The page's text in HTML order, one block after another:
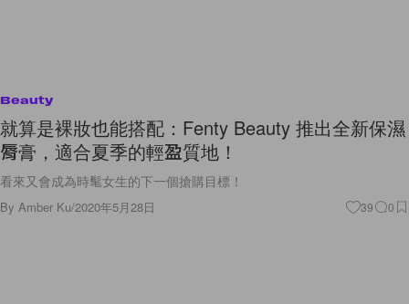
Beauty
就算是裸妝也能搭配：Fenty Beauty 推出全新保濕
脣膏，適合夏季的輕盈質地！
看來又會成為時髦女生的下一個搶購目標！
By Amber Ku/2020年5月28日 39 0